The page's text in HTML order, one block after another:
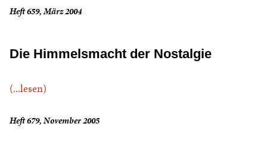
Heft 659, März 2004
Die Himmelsmacht der Nostalgie
(...lesen)
Heft 679, November 2005